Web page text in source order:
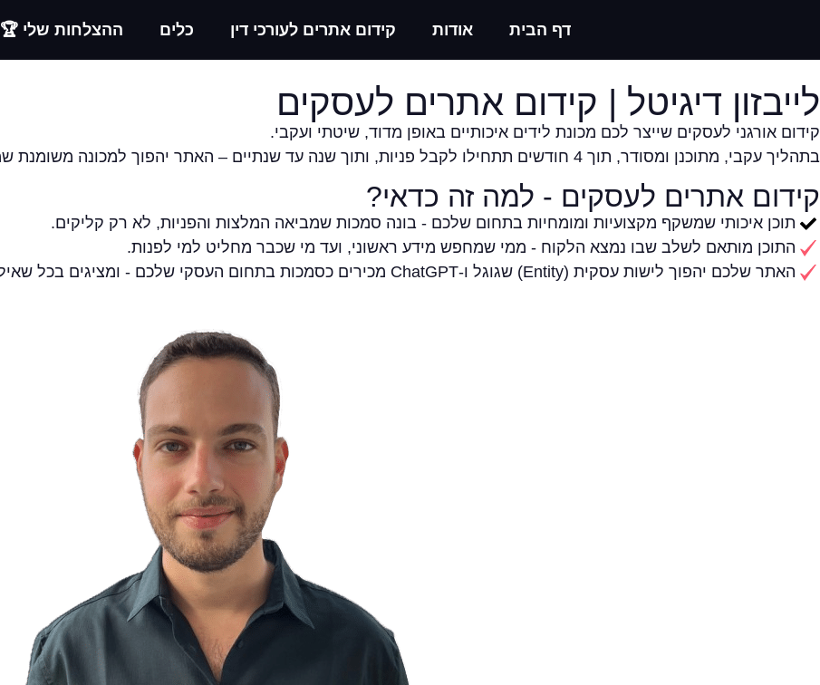
דף הבית אודות קידום אתרים לעורכי דין כלים ההצלחות שלי 🏆
לייבזון דיגיטל | קידום אתרים לעסקים
קידום אורגני לעסקים שייצר לכם מכונת לידים איכותיים באופן מדוד, שיטתי ועקבי.
בתהליך עקבי, מתוכנן ומסודר, תוך 4 חודשים תתחילו לקבל פניות, ותוך שנה עד שנתיים – האתר יהפוך למכונה משומנת שמייצרת לקוחות טובים על בסיס קבוע לעסק שלכם.
קידום אתרים לעסקים - למה זה כדאי?
תוכן איכותי שמשקף מקצועיות ומומחיות בתחום שלכם - בונה סמכות שמביאה המלצות והפניות, לא רק קליקים.
התוכן מותאם לשלב שבו נמצא הלקוח - ממי שמחפש מידע ראשוני, ועד מי שכבר מחליט למי לפנות.
האתר שלכם יהפוך לישות עסקית (Entity) שגוגל ו-ChatGPT מכירים כסמכות בתחום העסקי שלכם - ומציגים בכל שאילתה רלוונטית.